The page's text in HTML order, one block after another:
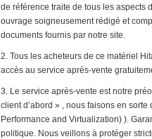
de référence traite de tous les aspects
ouvrage soigneusement rédigé et
documents fournis par notre site.
2. Tous les acheteurs de ce matériel
accès au service après-vente
3. Le service après-vente est notre
client d’abord » , nous faisons en
Performance and Virtualization) ).
politique. Nous veillons à protéger